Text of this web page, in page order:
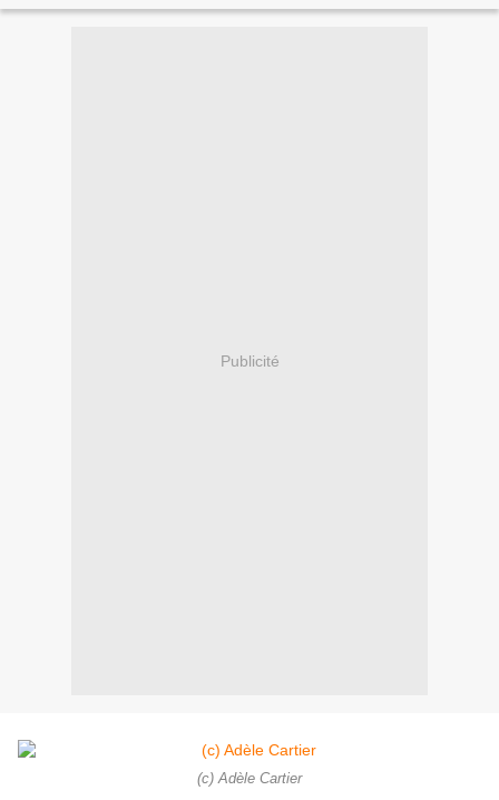
Publicité
(c) Adèle Cartier